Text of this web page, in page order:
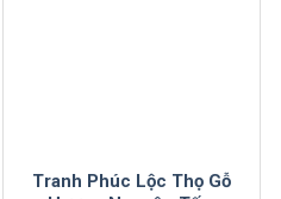
Tranh Phúc Lộc Thọ Gỗ